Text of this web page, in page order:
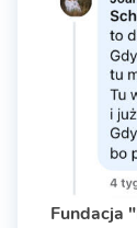
Fundacja